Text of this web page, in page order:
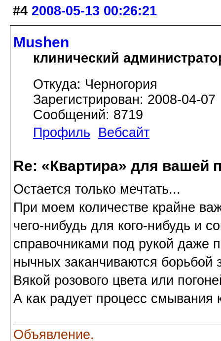
#4 2008-05-13 00:26:21
Mushen
клинический
Откуда: Черногория
Зарегистрирован: 2008-04-07
Сообщений: 8719
Профиль
Вебсайт
Re: «Квартира» для вашей
Остается только мечтать...
При моем количестве крайне
чего-нибудь для кого-нибудь и
справочниками под рукой даже
нычных заканчиваются борьбой
Вякой розового цвета или
А как радует процесс смывания
Объявление.